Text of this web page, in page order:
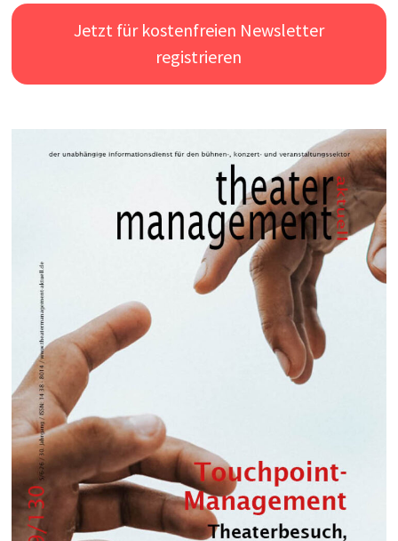
Jetzt für kostenfreien Newsletter
registrieren